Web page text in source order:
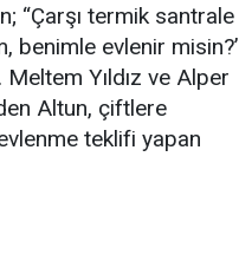
“Çarşı termik santrale
benimle evlenir misin?’
Yıldız ve Alper
Altun, çiftlere
teklifi yapan